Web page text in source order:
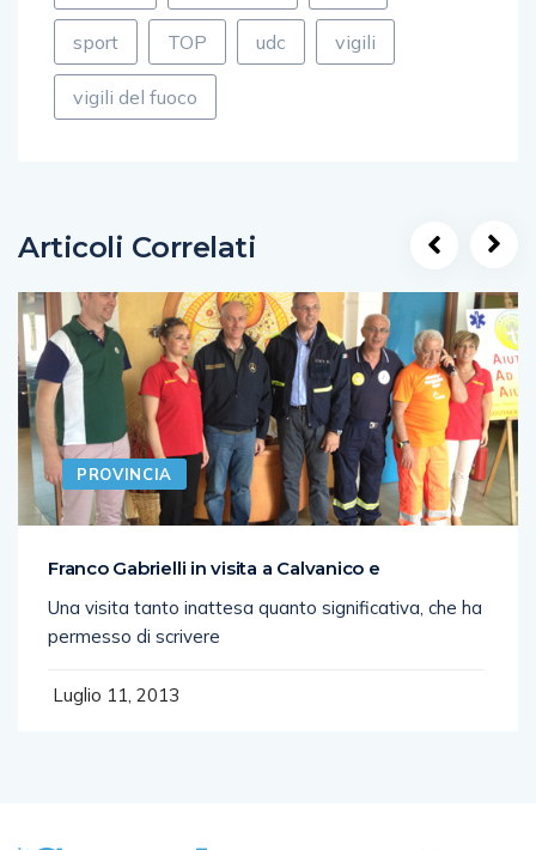
sport TOP udc vigili
vigili del fuoco
Articoli Correlati
PROVINCIA
Franco Gabrielli in visita a Calvanico e
Una visita tanto inattesa quanto significativa, che ha
permesso di scrivere
Luglio 11, 2013